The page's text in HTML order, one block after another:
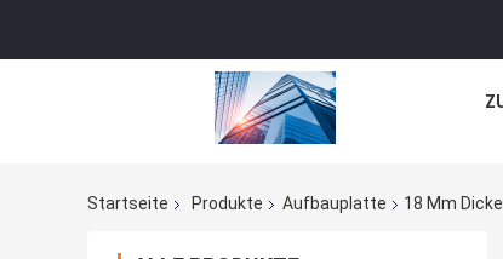
Startseite Produkte Aufbauplatte 18 Mm